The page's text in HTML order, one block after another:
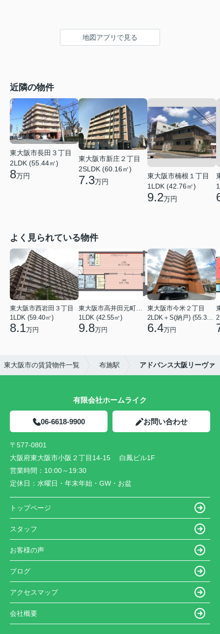
地図アプリで見る
近隣の物件
東大阪市長田３丁目
2LDK (55.44㎡)
8万円
東大阪市新庄２丁目
2SLDK (60.16㎡)
7.3万円
東大阪市楠根１丁目
1LDK (42.76㎡)
9.2万円
よく見られている物件
東大阪市西岩田３丁目
1LDK (59.40㎡)
8.1万円
東大阪市高井田元町２丁目
1LDK (42.55㎡)
9.8万円
東大阪市今米２丁目
2LDK＋S(納戸) (55.35㎡)
6.4万円
東大阪市の賃貸物件一覧 布施駅 アドバンス大阪リーヴァ
有限会社ホームライク
06-6618-9900 お問い合わせ
〒577-0801
大阪府東大阪市小阪２丁目14-15 白鳳ビル1F
営業時間： 10:00～19:30
定休日： 水曜日・年末年始・GW・お盆
トップページ
スタッフ
お客様の声
ブログ
アクセスマップ
会社概要